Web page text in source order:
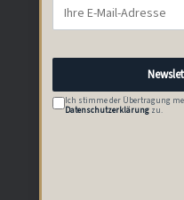
Ich stimme der Übertragung
Datenschutzerklärung zu.